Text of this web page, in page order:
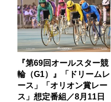
『第69回オールスター競
輪（G1）』「ドリームレ
ース」「オリオン賞レー
ス」想定番組／8月11日